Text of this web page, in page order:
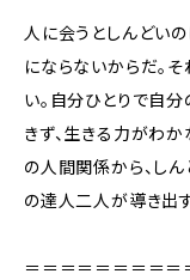
人に会うとしんどい
にならないからだ。
い。自分ひとりで自
きず、生きる力がわ
の人間関係から、し
の達人二人が導き出す
＝＝＝＝＝＝＝＝＝